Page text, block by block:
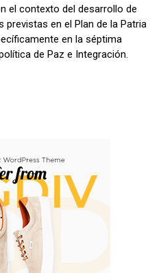
el contexto del desarrollo de
en el Plan de la Patria
en la séptima
de Paz e Integración.